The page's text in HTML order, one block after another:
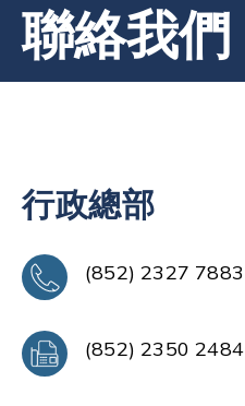
聯絡我們
行政總部
(852) 2327 7883
(852) 2350 2484